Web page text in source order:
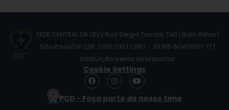
SEDE CENTRAL DA LBV | Rua Sérgio Tomás, 740 | Bom Retiro |
São Paulo/SP CEP: 01131-010 | CNPJ – 33.915.604/0001-17 |
Instituição isenta de impostos
Cookie Settings
F
a
e
I
n
s
t
Y
o
t
PCD - Faça parte do nosso time